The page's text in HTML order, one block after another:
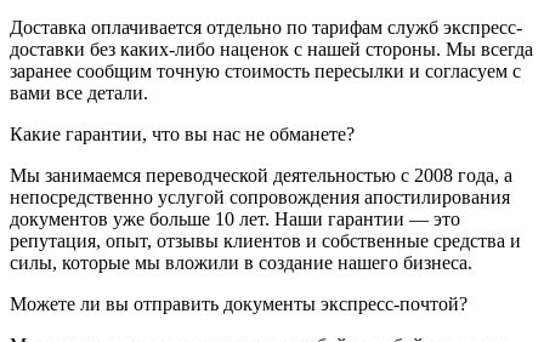
Доставка оплачивается отдельно по тарифам служб экспресс-
доставки без каких-либо наценок с нашей стороны. Мы всегда
заранее сообщим точную стоимость пересылки и согласуем с
вами все детали.
Какие гарантии, что вы нас не обманете?
Мы занимаемся переводческой деятельностью с 2008 года, а
непосредственно услугой сопровождения апостилирования
документов уже больше 10 лет. Наши гарантии — это
репутация, опыт, отзывы клиентов и собственные средства и
силы, которые мы вложили в создание нашего бизнеса.
Можете ли вы отправить документы экспресс-почтой?